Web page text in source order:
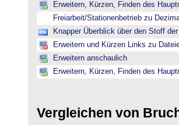
Erweitern, Kürzen, Finden des
Freiarbeit/Stationenbetrieb zu
Knapper Überblick über den Stoff
Erweitern und Kürzen Links zu
Erweitern anschaulich
Erweitern, Kürzen, Finden des
Vergleichen von